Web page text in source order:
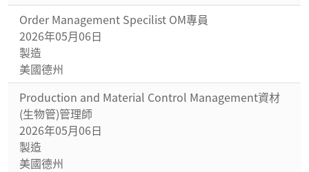
Order Management Specilist OM專員
2026年05月06日
製造
美國德州
Production and Material Control Management資材
(生物管)管理師
2026年05月06日
製造
美國德州